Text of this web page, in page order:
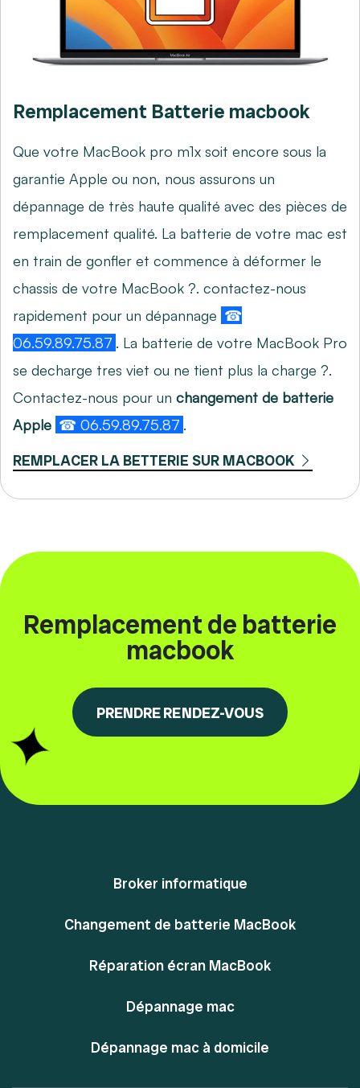
Remplacement Batterie macbook
Que votre MacBook pro m1x soit encore sous la
garantie Apple ou non, nous assurons un
dépannage de très haute qualité avec des pièces de
remplacement qualité. La batterie de votre mac est
en train de gonfler et commence à déformer le
chassis de votre MacBook ?. contactez-nous
rapidement pour un dépannage ☎
06.59.89.75.87 . La batterie de votre MacBook Pro
se decharge tres viet ou ne tient plus la charge ?.
Contactez-nous pour un changement de batterie
Apple ☎ 06.59.89.75.87 .
REMPLACER LA BETTERIE SUR MACBOOK
Remplacement de batterie
macbook
PRENDRE RENDEZ-VOUS
Broker informatique
Changement de batterie MacBook
Réparation écran MacBook
Dépannage mac
Dépannage mac à domicile